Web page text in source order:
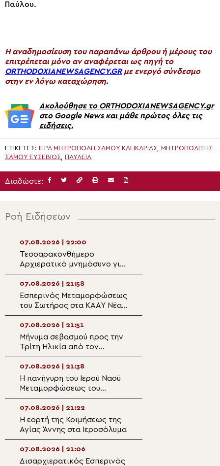
Παύλου.
H αναδημοσίευση του παραπάνω άρθρου ή μέρους του
επιτρέπεται μόνο αν αναφέρεται ως πηγή το
ORTHODOXIANEWSAGENCY.GRμε ενεργό σύνδεσμο
στην εν λόγω καταχώρηση.
Ακολούθησε το ORTHODOXIANEWSAGENCY.gr
στο Google News και μάθε πρώτος όλες τις
ειδήσεις.
ΕΤΙΚΈΤΕΣ: ΙΕΡΆ ΜΗΤΡΌΠΟΛΗ ΣΆΜΟΥ ΚΑΙ ΙΚΑΡΊΑΣ, ΜΗΤΡΟΠΟΛΊΤΗΣ
ΣΆΜΟΥ ΕΥΣΈΒΙΟΣ, ΠΑΥΛΕΙΑ
Διαδώστε:
Ροή Ειδήσεων
07.08.2026 | 22:00
Τεσσαρακονθήμερο
Αρχιερατικό μνημόσυνο για
τον π. Δημήτριο Μαρτσούκο
στον Άγιο Ιωάννη Απιδέας
07.08.2026 | 21:58
Εσπερινός Μεταμορφώσεως
του Σωτήρος στα ΚΑΑΥ Νέας
Περάμου
07.08.2026 | 21:51
Μήνυμα σεβασμού προς την
Τρίτη Ηλικία από τον
Μητροπολίτη Σπάρτης στη
Ρειχέα
07.08.2026 | 21:38
Η πανήγυρη του Ιερού Ναού
Μεταμορφώσεως του
Σωτήρος στη Λέρο
07.08.2026 | 21:22
Η εορτή της Κοιμήσεως της
Αγίας Άννης στα Ιεροσόλυμα
07.08.2026 | 21:06
Δισαρχιερατικός Εσπερινός